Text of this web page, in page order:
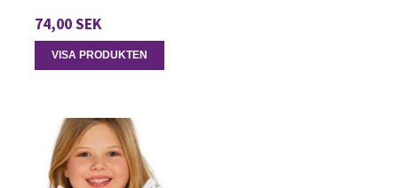
74,00 SEK
VISA PRODUKTEN